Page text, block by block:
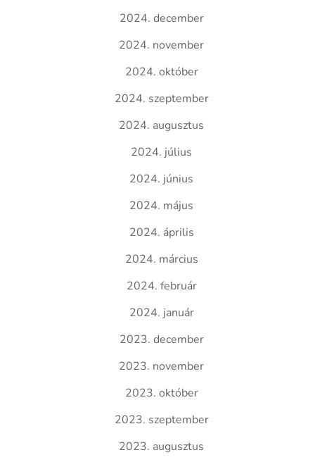
2024. december
2024. november
2024. október
2024. szeptember
2024. augusztus
2024. július
2024. június
2024. május
2024. április
2024. március
2024. február
2024. január
2023. december
2023. november
2023. október
2023. szeptember
2023. augusztus